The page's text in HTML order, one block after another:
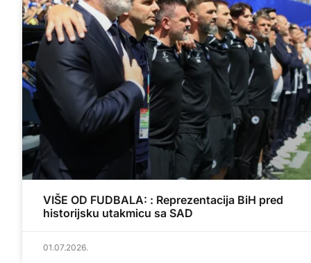
VIŠE OD FUDBALA: : Reprezentacija BiH pred
historijsku utakmicu sa SAD
01.07.2026.